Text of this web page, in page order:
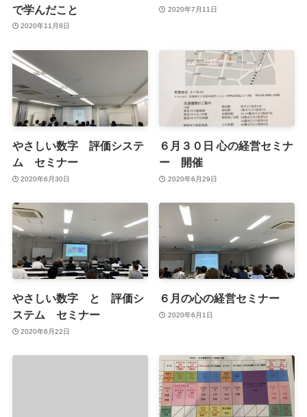
で学んだこと
2020年11月8日
2020年7月11日
やさしい数字 評価システ
ム セミナー
2020年6月30日
６月３０日 心の経営セミナ
ー 開催
2020年6月29日
やさしい数字 と 評価シ
ステム セミナー
2020年6月22日
６月の心の経営セミナー
2020年6月1日